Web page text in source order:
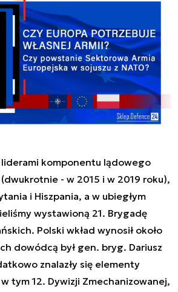
komponentu lądowego
- w 2015 i w 2019 roku),
i Hiszpania, a w ubiegłym
wystawioną 21. Brygadę
Polski wkład wynosił około
dowódcą był gen. bryg. Dariusz
znalazły się elementy
tym 12. Dywizji Zmechanizowanej,